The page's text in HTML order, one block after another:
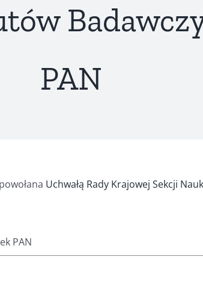
PAN
Uchwałą Rady Krajowej Sekcji
PAN